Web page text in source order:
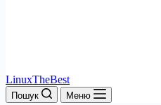
LinuxTheBest
Пошук Меню